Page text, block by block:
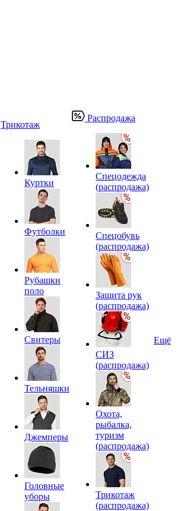
Трикотаж
Куртки
Футболки
Рубашки
поло
Свитеры
Тельняшки
Джемперы
Головные
уборы
Распродажа
Спецодежда
(распродажа)
Спецобувь
(распродажа)
Защита рук
(распродажа)
СИЗ
(распродажа)
Охота,
рыбалка,
туризм
(распродажа)
Трикотаж
(распродажа)
Ещё